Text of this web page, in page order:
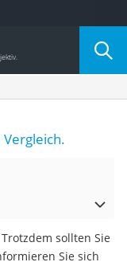
sollten Sie
Sie sich